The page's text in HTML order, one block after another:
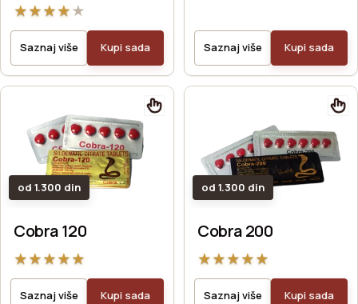
★★★★★
Saznaj više Kupi sada Saznaj više Kupi sada
od 1.300 din
Cobra 120
★★★★★
Saznaj više Kupi sada
od 1.300 din
Cobra 200
★★★★★
Saznaj više Kupi sada